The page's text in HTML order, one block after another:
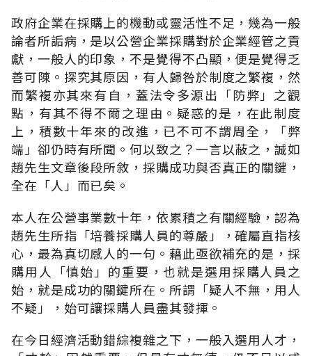
政府企業在採購上的機動或靈活性不足，幾為一般
論者所詬病，是以公營企業採購對於企業經管之貢
獻，一般人的印象，不是覺得不凸顯，便是覺得乏
善可陳。探究其原因，有人歸咎於制度之繁複，然
而繁複亦其來有自，蓋法令多源出「防弊」之觀
點，有其不得不爾之理由。疑惑的是，在此制度
上，積數十年來的改進，已不可不謂周全，「弊
端」卻仍時有所聞。何以致之？一言以蔽之，誠如
趙先生文章後段所敘，採購成功與否真正的關鍵，
全在「人」而已矣。
本人在公營事業數十年，依累積之有關經驗，認為
趙先生所指「培養採購人員的尊嚴」，確屬直指核
心，最為真切感人的一句。藉此亟欲補充的是，採
購用人「慎始」的重要，也就是選用採購人員之
始，就是成功的關鍵所在。所謂「疑人不無，用人
不疑」，始可讓採購人員盡其發揮。
在今日經濟活動錯綜複雜之下，一般入選用人才，